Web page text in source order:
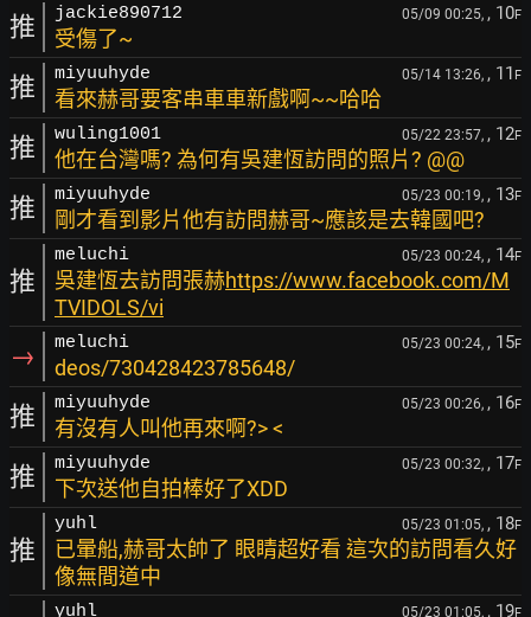
推 jackie890712 05/09 00:25, , 10F
受傷了~
推 miyuuhyde 05/14 13:26, , 11 F
看來赫哥要客串車車新戲啊~~哈哈
推 wuling1001 05/22 23:57, , 12F
他在台灣嗎? 為何有吳建恆訪問的照片? @@
推 miyuuhyde 05/23 00:19, , 13F
剛才看到影片他有訪問赫哥~應該是去韓國吧?
推
meluchi 05/23 00:24, , 14F
吳建恆去訪問張赫https://www.facebook.com/M
TVIDOLS/vi
→ meluchi 05/23 00:24, , 15F
deos/730428423785648/
推 miyuuhyde 05/23 00:26, , 16F
有沒有人叫他再來啊?> <
推 miyuuhyde 05/23 00:32, , 17F
下次送他自拍棒好了XDD
推
yuhl 05/23 01:05, , 18F
已暈船,赫哥太帥了 眼睛超好看 這次的訪問看久好
像無間道中
yuhl 05/23 01:05, , 19F